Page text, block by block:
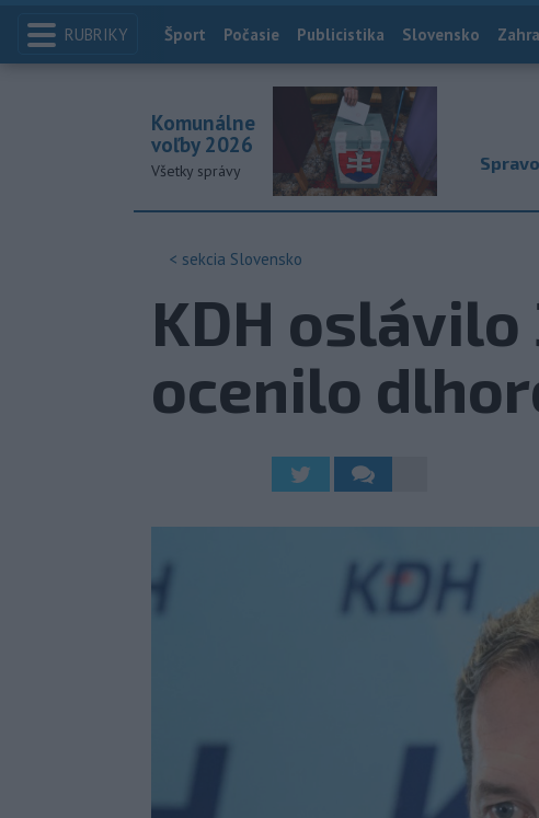
RUBRIKY Index
Šport Počasie Publicistika Slovensko
Komunálne
voľby 2026
Všetky správy
< sekcia Slovensko
KDH
ocenilo